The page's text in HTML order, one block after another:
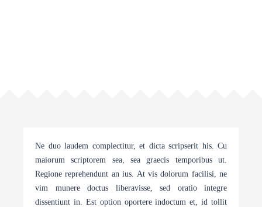
Ne duo laudem complectitur, et dicta scripserit his. Cu
maiorum scriptorem sea, sea graecis temporibus ut.
Regione reprehendunt an ius. At vis dolorum facilisi, ne
vim munere doctus liberavisse, sed oratio integre
dissentiunt in. Est option oportere indoctum et, id tollit